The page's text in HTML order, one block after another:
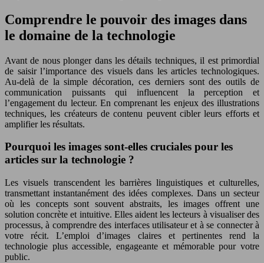
Comprendre le pouvoir des images dans
le domaine de la technologie
Avant de nous plonger dans les détails techniques, il est primordial
de saisir l’importance des visuels dans les articles technologiques.
Au-delà de la simple décoration, ces derniers sont des outils de
communication puissants qui influencent la perception et
l’engagement du lecteur. En comprenant les enjeux des illustrations
techniques, les créateurs de contenu peuvent cibler leurs efforts et
amplifier les résultats.
Pourquoi les images sont-elles cruciales pour les
articles sur la technologie ?
Les visuels transcendent les barrières linguistiques et culturelles,
transmettant instantanément des idées complexes. Dans un secteur
où les concepts sont souvent abstraits, les images offrent une
solution concrète et intuitive. Elles aident les lecteurs à visualiser des
processus, à comprendre des interfaces utilisateur et à se connecter à
votre récit. L’emploi d’images claires et pertinentes rend la
technologie plus accessible, engageante et mémorable pour votre
public.